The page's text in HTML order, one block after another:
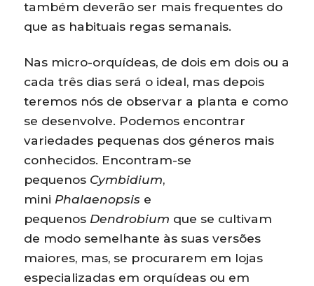
também deverão ser mais frequentes do
que as habituais regas semanais.
Nas micro-orquídeas, de dois em dois ou a
cada três dias será o ideal, mas depois
teremos nós de observar a planta e como
se desenvolve. Podemos encontrar
variedades pequenas dos géneros mais
conhecidos. Encontram-se
pequenos Cymbidium,
mini Phalaenopsis e
pequenos Dendrobium que se cultivam
de modo semelhante às suas versões
maiores, mas, se procurarem em lojas
especializadas em orquídeas ou em